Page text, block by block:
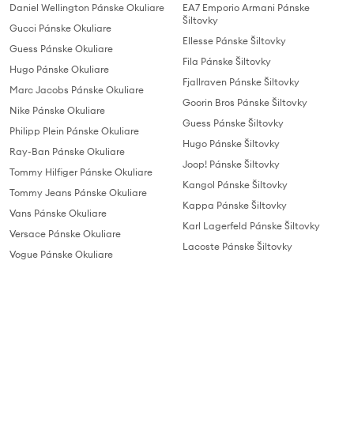
Daniel Wellington Pánske Okuliare
Gucci Pánske Okuliare
Guess Pánske Okuliare
Hugo Pánske Okuliare
Marc Jacobs Pánske Okuliare
Nike Pánske Okuliare
Philipp Plein Pánske Okuliare
Ray-Ban Pánske Okuliare
Tommy Hilfiger Pánske Okuliare
Tommy Jeans Pánske Okuliare
Vans Pánske Okuliare
Versace Pánske Okuliare
Vogue Pánske Okuliare
EA7 Emporio Armani Pánske
Šiltovky
Ellesse Pánske Šiltovky
Fila Pánske Šiltovky
Fjallraven Pánske Šiltovky
Goorin Bros Pánske Šiltovky
Guess Pánske Šiltovky
Hugo Pánske Šiltovky
Joop! Pánske Šiltovky
Kangol Pánske Šiltovky
Kappa Pánske Šiltovky
Karl Lagerfeld Pánske Šiltovky
Lacoste Pánske Šiltovky